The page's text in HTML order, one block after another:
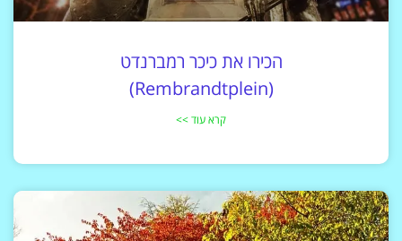
הכירו את כיכר רמברנדט
(Rembrandtplein)
קרא עוד >>